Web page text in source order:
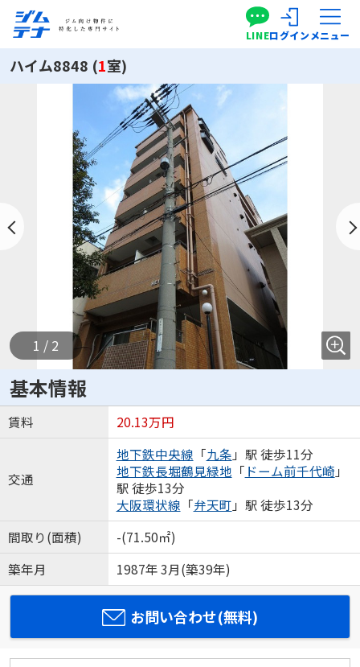
LINEログインメニュー
ハイム8848 (1室)
1 / 2
基本情報
賃料 20.13万円
交通
地下鉄中央線 「九条 」駅 徒歩11分
地下鉄長堀鶴見緑地 「 ドーム前千代崎 」
駅 徒歩13分
大阪環状線 「弁天町 」駅 徒歩13分
間取り(面積)
-(71.50㎡)
築年月
1987年 3月(築39年)
お問い合わせ(無料)